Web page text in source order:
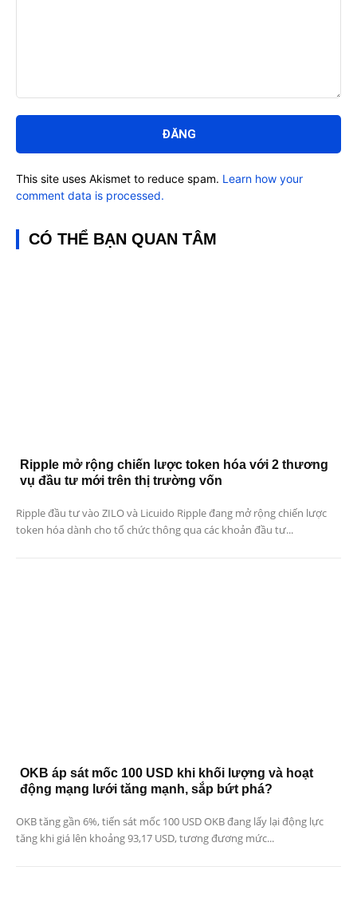
luận:
This site uses Akismet to reduce spam. Learn how your
comment data is processed.
CÓ THỂ BẠN QUAN TÂM
Ripple mở rộng chiến lược token hóa với 2 thương
vụ đầu tư mới trên thị trường vốn
Ripple đầu tư vào ZILO và Licuido Ripple đang mở rộng chiến lược
token hóa dành cho tổ chức thông qua các khoản đầu tư...
OKB áp sát mốc 100 USD khi khối lượng và hoạt
động mạng lưới tăng mạnh, sắp bứt phá?
OKB tăng gần 6%, tiến sát mốc 100 USD OKB đang lấy lại động lực
tăng khi giá lên khoảng 93,17 USD, tương đương mức...